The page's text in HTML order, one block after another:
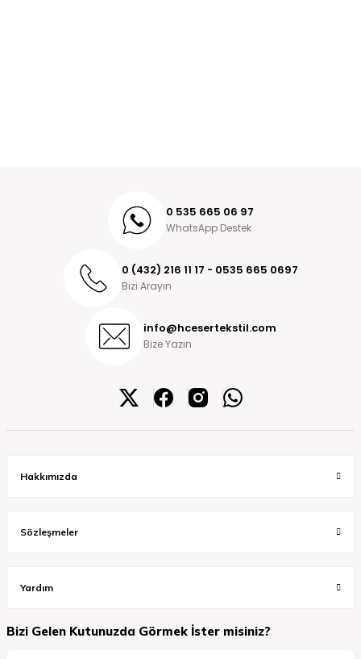
0 535 665 06 97
WhatsApp Destek
0 (432) 216 11 17 - 0535 665 0697
Bizi Arayın
info@hcesertekstil.com
Bize Yazın
Hakkımızda
Sözleşmeler
Yardım
Bizi Gelen Kutunuzda Görmek İster misiniz?